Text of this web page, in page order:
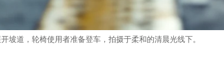
坡道，轮椅使用者准备登车，拍摄于柔和的清晨光线下。